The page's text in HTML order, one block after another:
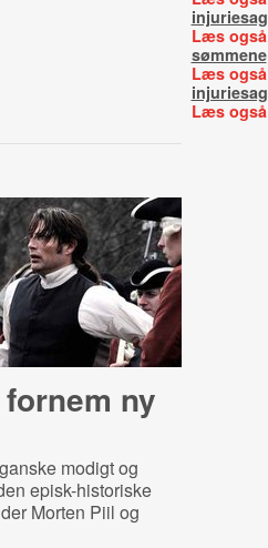
injuriesag
Læs
sømmene
Læs
injuriesag
Læs
ny
modigt og
episk-historiske
Morten Piil og